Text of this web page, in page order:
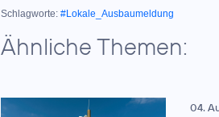
Schlagworte: #Lokale_Ausbaumeldung
Ähnliche Themen:
04.